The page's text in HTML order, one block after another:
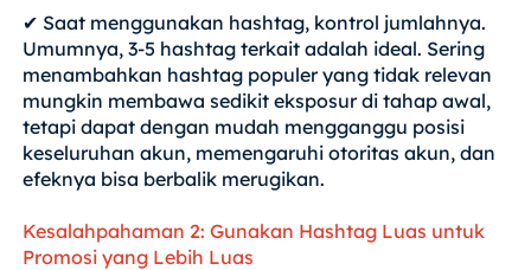
✔ Saat menggunakan hashtag, kontrol jumlahnya.
Umumnya, 3-5 hashtag terkait adalah ideal. Sering
menambahkan hashtag populer yang tidak relevan
mungkin membawa sedikit eksposur di tahap awal,
tetapi dapat dengan mudah mengganggu posisi
keseluruhan akun, memengaruhi otoritas akun, dan
efeknya bisa berbalik merugikan.
Kesalahpahaman 2: Gunakan Hashtag Luas untuk
Promosi yang Lebih Luas